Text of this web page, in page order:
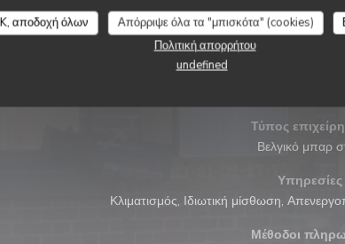
αποδοχή όλων Απόρριψε όλα τα "μπισκότα" (cookies)
Πολιτική απορρήτου
undefined
Γενικές
Τύπος
Βελγικό μπαρ
Υπηρεσίες
Κλιματισμός, Ιδιωτική μίσθωση,
Μέθοδοι